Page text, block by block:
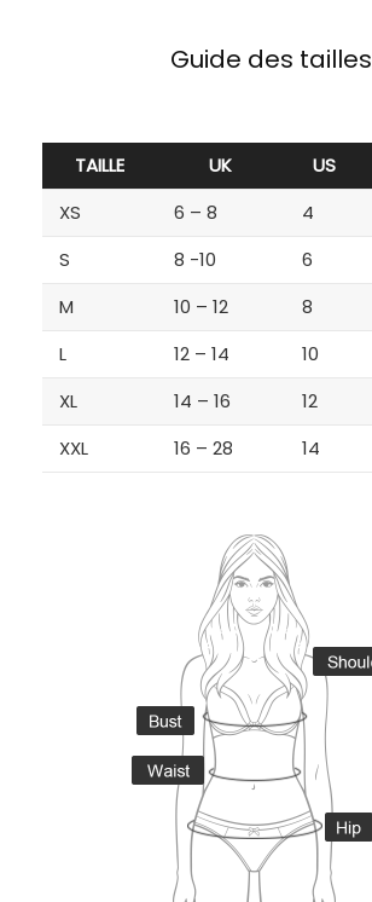
Guide des tailles
TAILLE UK US
XS
6 – 8 4
S
8 -10 6
M
10 – 12 8
L
12 – 14 10
XL
14 – 16 12
XXL
16 – 28 14